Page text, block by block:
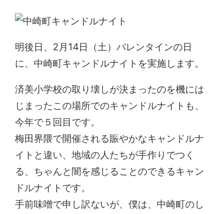
明後日、2月14日（土）バレンタインの日
に、中崎町キャンドルナイトを実施します。
済美小学校の取り壊しが決まったのを機には
じまったこの場所でのキャンドルナイトも、
今年で５回目です。
梅田界隈で開催される賑やかなキャンドルナ
イトと違い、地域の人たちが手作りでつく
る、ちゃんと闇を感じることのできるキャン
ドルナイトです。
手前味噌で申し訳ないが、僕は、中崎町のし